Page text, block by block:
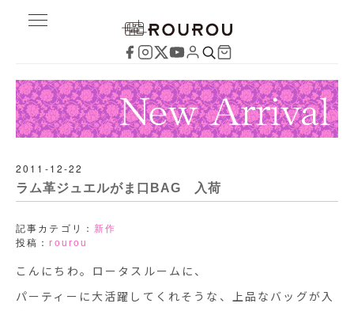
2011-12-22
ラム革ジュエルがま口BAG 入荷
記事カテゴリ： 新作
投稿：rourou
こんにちわ。ロータスルームに、
パーティーに大活躍してくれそうな、上品なバッグが入